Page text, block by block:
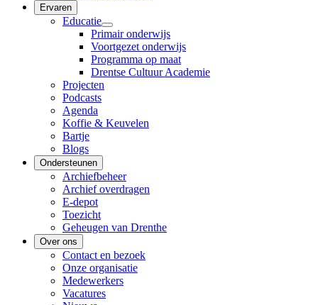
Ervaren
Educatie
Primair onderwijs
Voortgezet onderwijs
Programma op maat
Drentse Cultuur Academie
Projecten
Podcasts
Agenda
Koffie & Keuvelen
Bartje
Blogs
Ondersteunen
Archiefbeheer
Archief overdragen
E-depot
Toezicht
Geheugen van Drenthe
Over ons
Contact en bezoek
Onze organisatie
Medewerkers
Vacatures